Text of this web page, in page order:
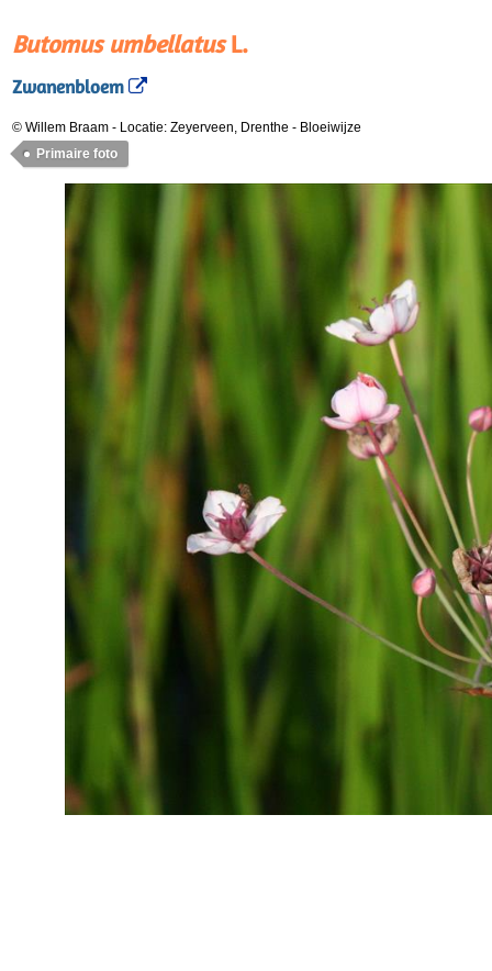
Butomus umbellatusL.
Zwanenbloem
© Willem Braam - Locatie: Zeyerveen, Drenthe - Bloeiwijze
Primaire foto